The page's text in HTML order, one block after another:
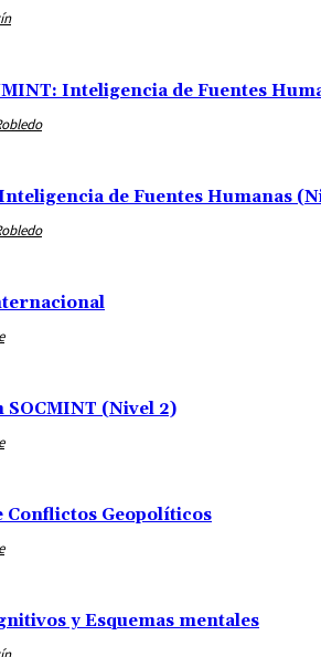
Inteligencia de Fuentes
de Fuentes Humanas
SOCMINT (Nivel 2)
Conflictos Geopolíticos
y Esquemas mentales